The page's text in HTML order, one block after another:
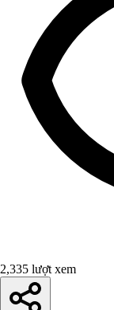
2,335 lượt xem